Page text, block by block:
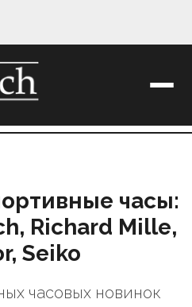
часы:
Richard Mille,
Seiko
часовых новинок